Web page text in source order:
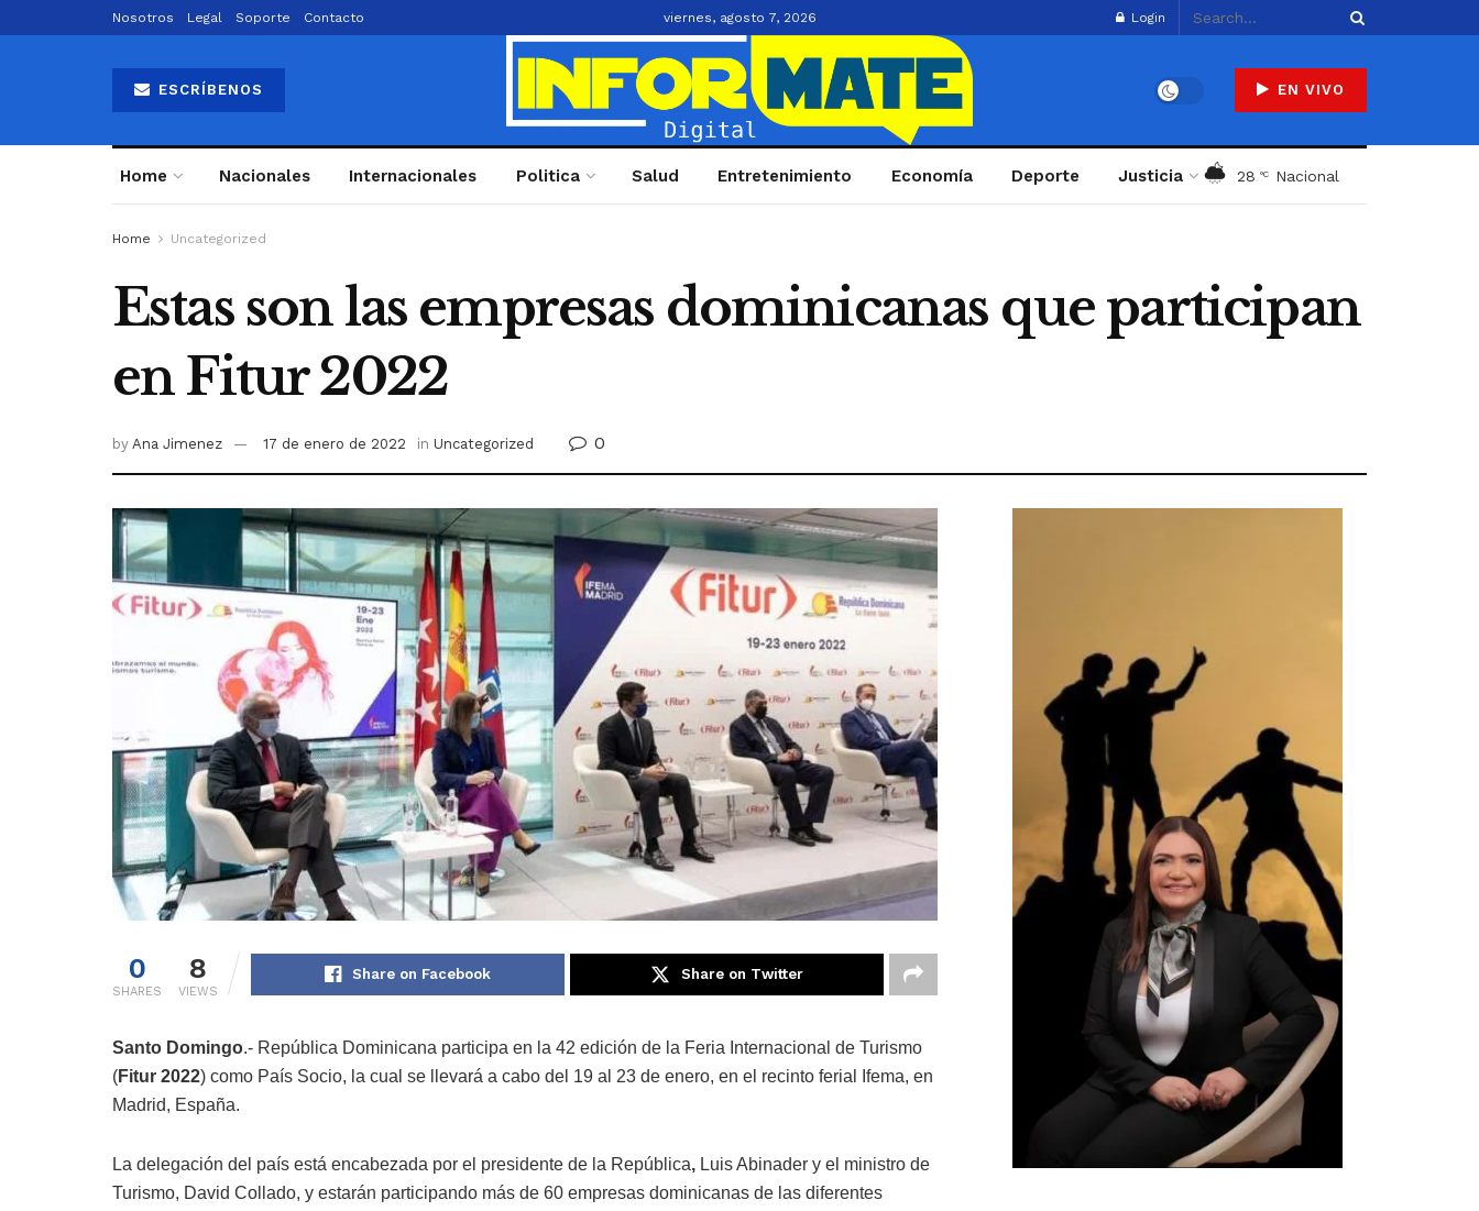
Nosotros Legal Soporte Contacto viernes, agosto 7, 2026 Login
ESCRÍBENOS EN VIVO
Home Nacionales Internacionales Politica Salud Entretenimiento Economía Deporte Justicia 28 °C Nacional
Home Uncategorized
Estas son las empresas dominicanas que participan
en Fitur 2022
by Ana Jimenez 17 de enero de 2022 in Uncategorized 0
0
SHARES
8
VIEWS
Share on Facebook Share on Twitter
Santo Domingo.- República Dominicana participa en la 42 edición de la Feria Internacional de Turismo
(Fitur 2022) como País Socio, la cual se llevará a cabo del 19 al 23 de enero, en el recinto ferial Ifema, en
Madrid, España.
La delegación del país está encabezada por el presidente de la República, Luis Abinader y el ministro de
Turismo, David Collado, y estarán participando más de 60 empresas dominicanas de las diferentes